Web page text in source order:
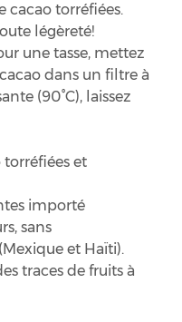
cacao torréfiées.
légèreté!
une tasse, mettez
dans un filtre à
(90°C), laissez
torréfiées et
importé
sans
et Haïti).
traces de fruits à